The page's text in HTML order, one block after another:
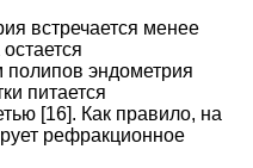
встречается менее
эндометрия
питается
[16]. Как правило, на
рефракционное